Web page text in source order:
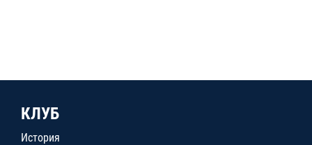
КЛУБ
История